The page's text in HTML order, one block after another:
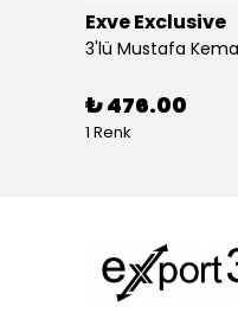
Exve Exclusive
₺ 476.00
1 Renk